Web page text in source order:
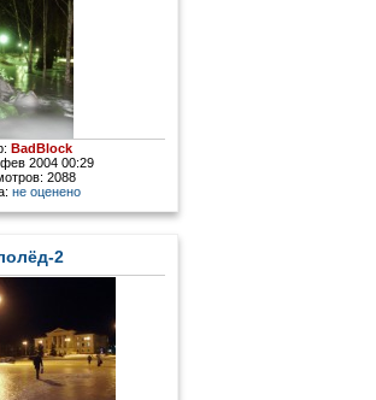
BadBlock
2004 00:29
2088
не оценено
2